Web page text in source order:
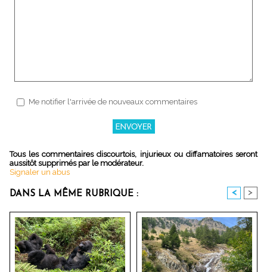
Me notifier l'arrivée de nouveaux commentaires
Tous les commentaires discourtois, injurieux ou diffamatoires seront
aussitôt supprimés par le modérateur.
Signaler un abus
DANS LA MÊME RUBRIQUE : < >